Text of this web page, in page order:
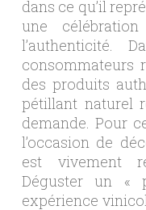
dans ce qu’il
une
l’authenticité.
consommateurs
des produits
pétillant naturel
demande. Pour
l’occasion de
est vivement
Déguster un «
expérience